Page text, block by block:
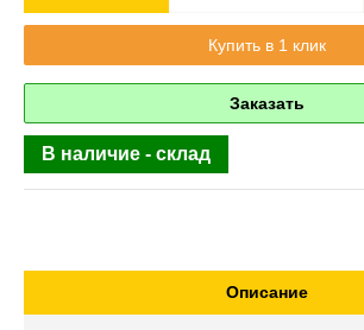
Купить в 1 клик
Заказать
В наличие - склад
Описание